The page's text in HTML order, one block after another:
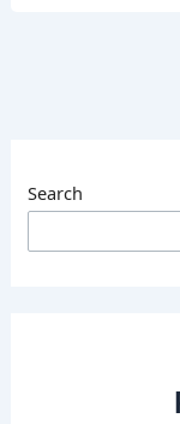
Search